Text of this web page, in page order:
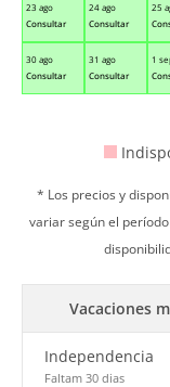
23 ago
Consultar
24 ago
Consultar
25
30 ago
Consultar
31 ago
Consultar
1
* Los precios y
variar según el
Vacaciones
Independencia
Faltam 30 dias